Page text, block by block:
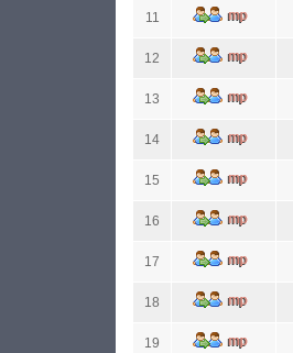
11
12
13
14
15
16
17
18
19